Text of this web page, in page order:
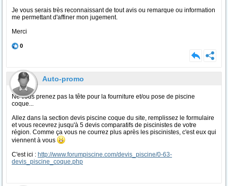
Je vous serais très reconnaissant de tout avis ou remarque ou information
me permettant d'affiner mon jugement.
Merci
0
Auto-promo
Ne vous prenez pas la tête pour la fourniture et/ou pose de piscine
coque...
Allez dans la section devis piscine coque du site, remplissez le formulaire
et vous recevrez jusqu'à 5 devis comparatifs de piscinistes de votre
région. Comme ça vous ne courrez plus après les piscinistes, c'est eux qui
viennent à vous
C'est ici : http://www.forumpiscine.com/devis_piscine/0-63-
devis_piscine_coque.php